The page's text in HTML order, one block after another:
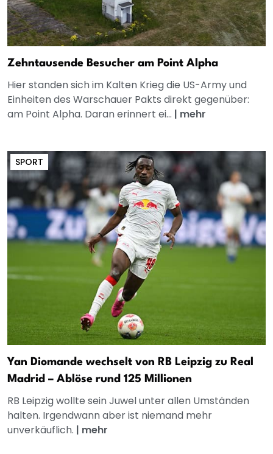
Zehntausende Besucher am Point Alpha
Hier standen sich im Kalten Krieg die US-Army und
Einheiten des Warschauer Pakts direkt gegenüber:
am Point Alpha. Daran erinnert ei... | mehr
SPORT
Yan Diomande wechselt von RB Leipzig zu Real
Madrid – Ablöse rund 125 Millionen
RB Leipzig wollte sein Juwel unter allen Umständen
halten. Irgendwann aber ist niemand mehr
unverkäuflich. | mehr